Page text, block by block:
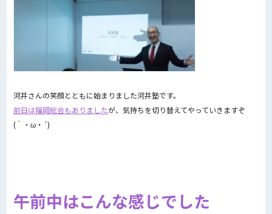
河井さんの笑顔とともに始まりました河井塾です。
前日は福岡総会もありましたが、気持ちを切り替えてやっていきますぞ
(｀・ω・´)
午前中はこんな感じでした